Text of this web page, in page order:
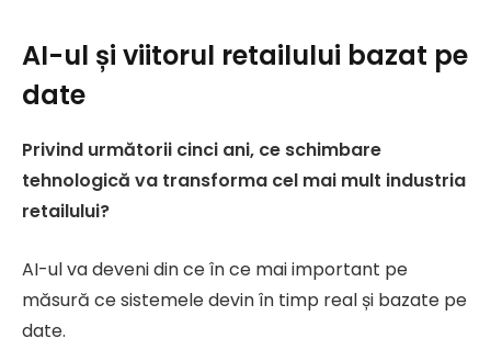
AI-ul și viitorul retailului bazat pe
date
Privind următorii cinci ani, ce schimbare
tehnologică va transforma cel mai mult industria
retailului?
AI-ul va deveni din ce în ce mai important pe
măsură ce sistemele devin în timp real și bazate pe
date.